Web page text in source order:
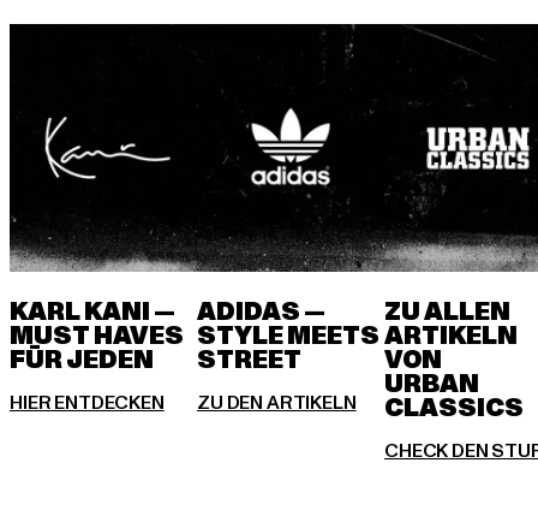
KARL KANI —
MUST HAVES
FÜR JEDEN
ADIDAS —
STYLE MEETS
ZU ALLEN
ARTIKELN
VON
URBAN